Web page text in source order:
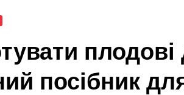
посібник